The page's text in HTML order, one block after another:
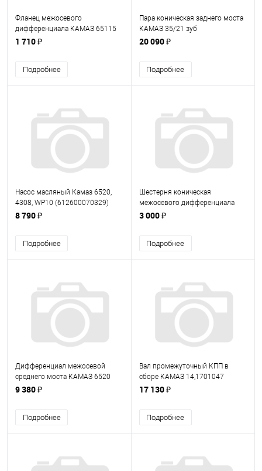
Фланец межосевого
дифференциала КАМАЗ 65115
круглый с торцевым шлицом
1 710 ₽
Подробнее
Пара коническая заднего моста
КАМАЗ 35/21 зуб
(6520240202010)
20 090 ₽
Подробнее
Насос масляный Камаз 6520,
4308, WP10 (612600070329)
8 790 ₽
Подробнее
Шестерня коническая
межосевого дифференциала
привода заднего моста
3 000 ₽
Подробнее
Дифференциал межосевой
среднего моста КАМАЗ 6520
6520-2506010 (65202506010)
9 380 ₽
Подробнее
Вал промежуточный КПП в
сборе КАМАЗ 14,1701047
(141701047)
17 130 ₽
Подробнее